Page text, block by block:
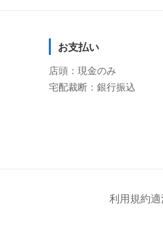
お支払い
店頭：現金のみ
宅配裁断：銀行振込
利用規約